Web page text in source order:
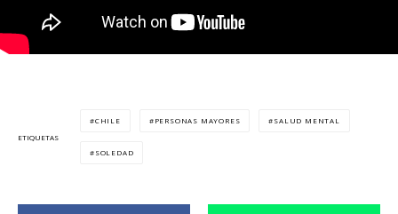
ETIQUETAS
CHILE PERSONAS MAYORES SALUD MENTAL
SOLEDAD